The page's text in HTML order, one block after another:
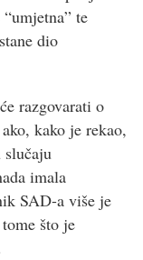
te
dio
razgovarati o
kako je rekao,
slučaju
imala
SAD-a više je
što je